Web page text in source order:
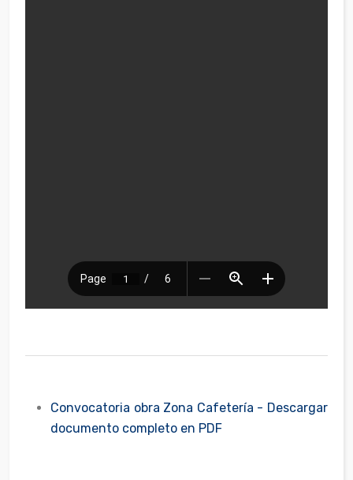
Convocatoria obra Zona Cafetería - Descargar
documento completo en PDF